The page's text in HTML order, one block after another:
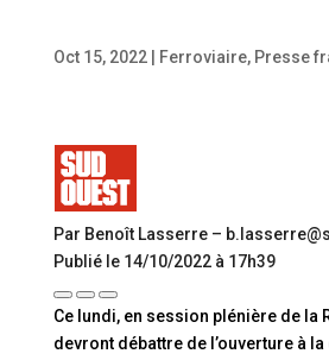
Oct 15, 2022| Ferroviaire, Presse
Par Benoît Lasserre –
Publié le 14/10/2022 à 17h39
Ce lundi, en session plénière de la
devront débattre de l’ouverture à